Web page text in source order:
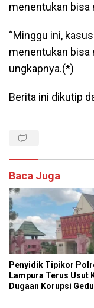
menentukan bisa
“Minggu ini,
menentukan bisa
ungkapnya.(*)
Berita ini dikutip
Baca Juga
Penyidik Tipikor
Lampura Terus Usut
Dugaan Korupsi